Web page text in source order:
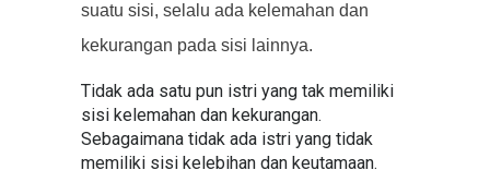
suatu sisi, selalu ada kelemahan dan
kekurangan pada sisi lainnya.
Tidak ada satu pun istri yang tak memiliki
sisi kelemahan dan kekurangan.
Sebagaimana tidak ada istri yang tidak
memiliki sisi kelebihan dan keutamaan.